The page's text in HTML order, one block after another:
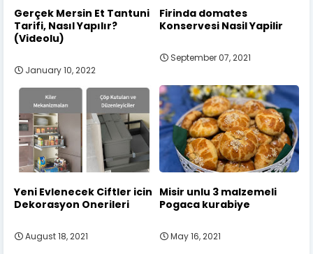
Gerçek Mersin Et Tantuni
Tarifi, Nasıl Yapılır?
(Videolu)
January 10, 2022
Firinda domates
Konservesi Nasil Yapilir
September 07, 2021
Yeni Evlenecek Ciftler icin
Dekorasyon Onerileri
August 18, 2021
Misir unlu 3 malzemeli
Pogaca kurabiye
May 16, 2021